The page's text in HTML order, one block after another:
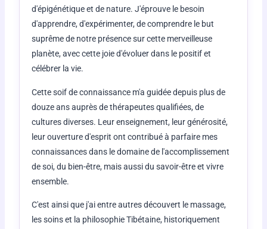
d'épigénétique et de nature. J'éprouve le besoin
d'apprendre, d'expérimenter, de comprendre le but
suprême de notre présence sur cette merveilleuse
planète, avec cette joie d'évoluer dans le positif et
célébrer la vie.
Cette soif de connaissance m'a guidée depuis plus de
douze ans auprès de thérapeutes qualifiées, de
cultures diverses. Leur enseignement, leur générosité,
leur ouverture d'esprit ont contribué à parfaire mes
connaissances dans le domaine de l'accomplissement
de soi, du bien-être, mais aussi du savoir-être et vivre
ensemble.
C'est ainsi que j'ai entre autres découvert le massage,
les soins et la philosophie Tibétaine, historiquement